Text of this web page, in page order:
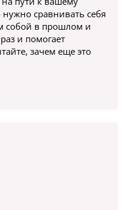
сравнивать себя
собой в прошлом и
и помогает
зачем еще это